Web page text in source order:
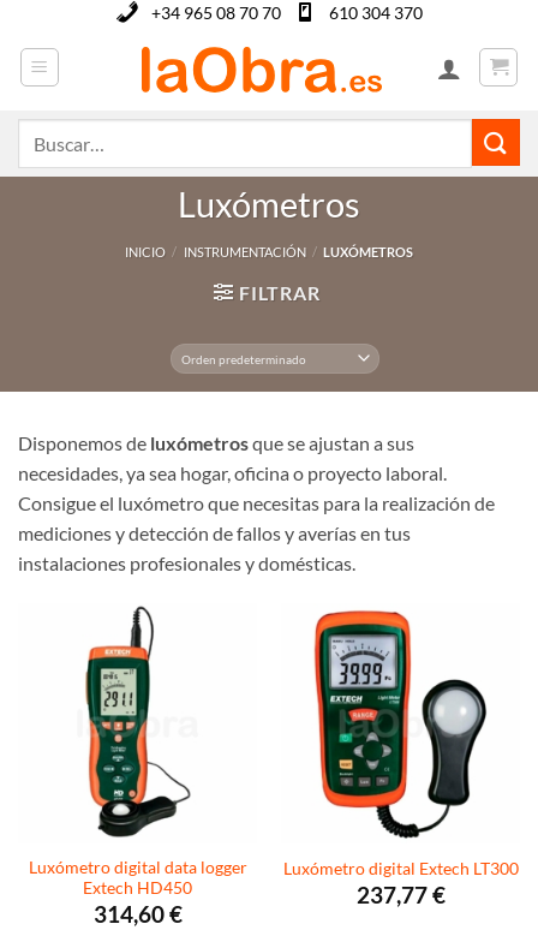
contenido
+34 965 08 70 70 610 304 370
Luxómetros
INICIO / INSTRUMENTACIÓN / LUXÓMETROS
FILTRAR
Disponemos de luxómetrosque se ajustan a sus
necesidades, ya sea hogar, oficina o proyecto laboral.
Consigue el luxómetro que necesitas para la realización de
mediciones y detección de fallos y averías en tus
instalaciones profesionales y domésticas.
Luxómetro digital data logger
Extech HD450
314,60€
Luxómetro digital Extech LT300
237,77€